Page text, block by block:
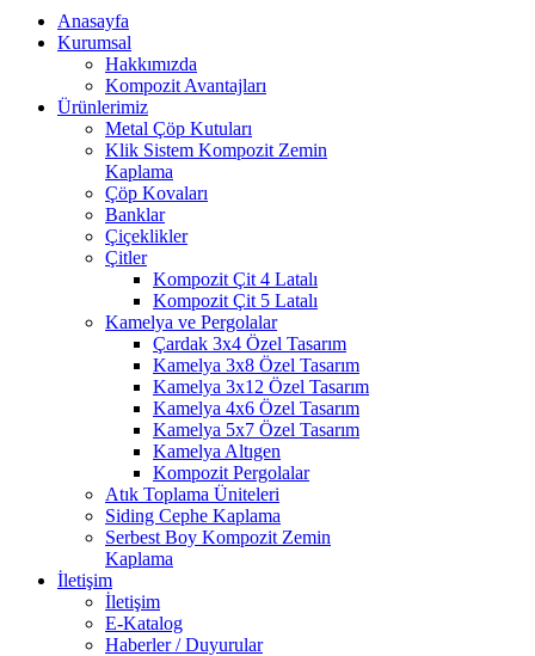
Anasayfa
Kurumsal
Hakkımızda
Kompozit Avantajları
Ürünlerimiz
Metal Çöp Kutuları
Klik Sistem Kompozit Zemin
Kaplama
Çöp Kovaları
Banklar
Çiçeklikler
Çitler
Kompozit Çit 4 Latalı
Kompozit Çit 5 Latalı
Kamelya ve Pergolalar
Çardak 3x4 Özel Tasarım
Kamelya 3x8 Özel Tasarım
Kamelya 3x12 Özel Tasarım
Kamelya 4x6 Özel Tasarım
Kamelya 5x7 Özel Tasarım
Kamelya Altıgen
Kompozit Pergolalar
Atık Toplama Üniteleri
Siding Cephe Kaplama
Serbest Boy Kompozit Zemin
Kaplama
İletişim
İletişim
E-Katalog
Haberler / Duyurular